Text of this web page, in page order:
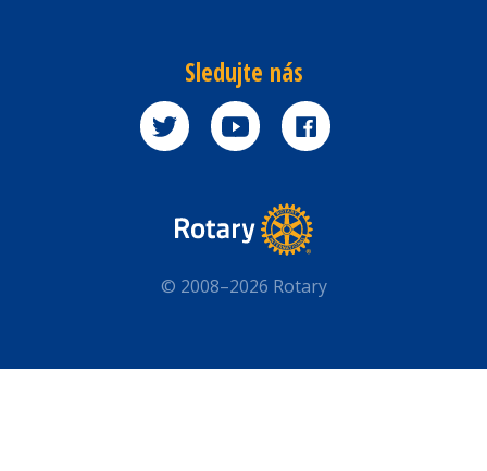
Sledujte nás
© 2008–2026 Rotary